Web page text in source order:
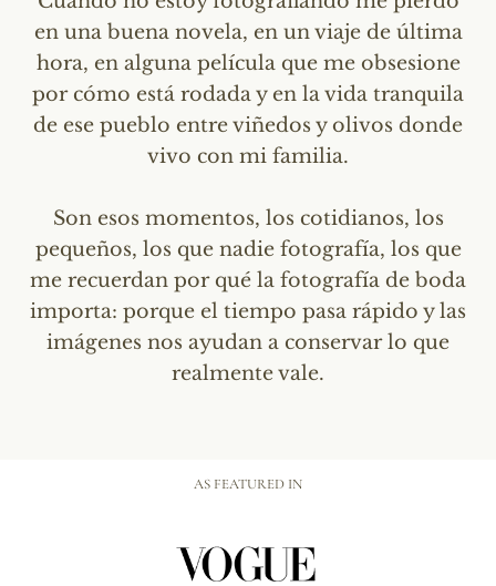
en una buena novela, en un viaje de última
hora, en alguna película que me obsesione
por cómo está rodada y en la vida tranquila
de ese pueblo entre viñedos y olivos donde
vivo con mi familia.
Son esos momentos, los cotidianos, los
pequeños, los que nadie fotografía, los que
me recuerdan por qué la fotografía de boda
importa: porque el tiempo pasa rápido y las
imágenes nos ayudan a conservar lo que
realmente vale.
AS FEATURED IN